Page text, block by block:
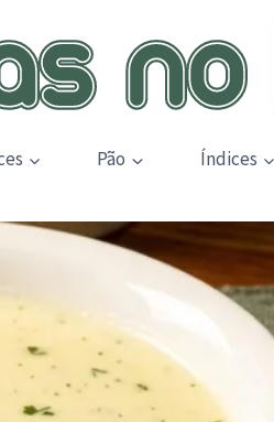
Pão Índices